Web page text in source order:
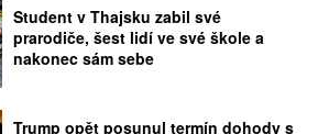
Student v Thajsku zabil své
prarodiče, šest lidí ve své škole a
nakonec sám sebe
Trump opět posunul termín dohody s